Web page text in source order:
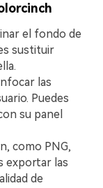
el fondo de
sustituir
las
Puedes
su panel
como PNG,
exportar las
de